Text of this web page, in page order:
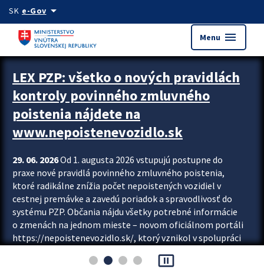
Preskocit na hlavný obsah
SK e-Govarrow_drop_down
Menu menu
Zastavit automatický posun upútavok
LEX PZP: všetko o nových pravidlách
kontroly povinného zmluvného
poistenia nájdete na
www.nepoistenevozidlo.sk
29. 06. 2026Od 1. augusta 2026 vstupujú postupne do
praxe nové pravidlá povinného zmluvného poistenia,
ktoré radikálne znížia počet nepoistených vozidiel v
cestnej premávke a zavedú poriadok a spravodlivosť do
systému PZP. Občania nájdu všetky potrebné informácie
o zmenách na jednom mieste – novom oficiálnom portáli
https://nepoistenevozidlo.sk/, ktorý vznikol v spolupráci
asociácie poisťovní (SLASPO) a Ministerstva vnútra SR.
pause_presentation